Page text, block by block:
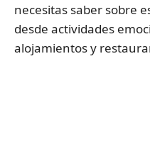
necesitas saber sobre
desde actividades
alojamientos y